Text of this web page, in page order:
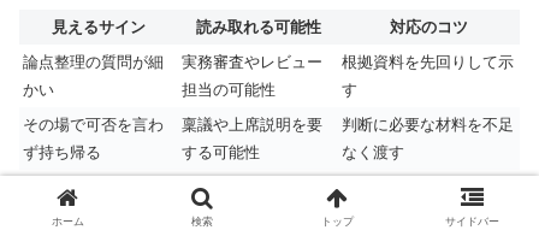
見えるサイン 読み取れる可能性
対応のコツ
論点整理の質問が細
かい
実務審査やレビュー
担当の可能性
根拠資料を先回りして示
す
その場で可否を言わ
ず持ち帰る
稟議や上席説明を要
する可能性
判断に必要な材料を不足
なく渡す
部長や支店長と同席
する
専門論点の説明役の
可能性
意思決定者と実務責任者
を分けて話す
ホーム 検索 トップ サイドバー